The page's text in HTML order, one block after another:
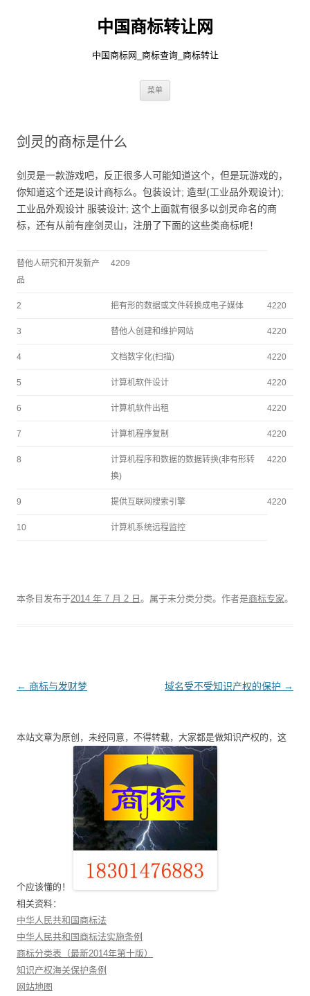
中国商标转让网
中国商标网_商标查询_商标转让
菜单
剑灵的商标是什么
剑灵是一款游戏吧，反正很多人可能知道这个，但是玩游戏的，
你知道这个还是设计商标么。 包装设计; 造型(工业品外观设计);
工业品外观设计 服装设计; 这个上面就有很多以剑灵命名的商
标，还有从前有座剑灵山，注册了下面的这些类商标呢！
替他人研究和开发新产
品
4209
2 把有形的数据或文件转换成电子媒体 4220
3 替他人创建和维护网站 4220
4 文档数字化(扫描) 4220
5 计算机软件设计 4220
6 计算机软件出租 4220
7 计算机程序复制 4220
8
计算机程序和数据的数据转换(非有形转
换)
4220
9 提供互联网搜索引擎 4220
10 计算机系统远程监控
本条目发布于2014 年 7 月 2 日 。属于未分类分类。 作者是商标专家。
文
航
← 商标与发财梦 域名受不受知识产权的保护 →
本站文章为原创，未经同意，不得转载，大家都是做知识产权的，这
个应该懂的！
相关资料：
中华人民共和国商标法
中华人民共和国商标法实施条例
商标分类表（最新2014年第十版）
知识产权海关保护条例
网站地图